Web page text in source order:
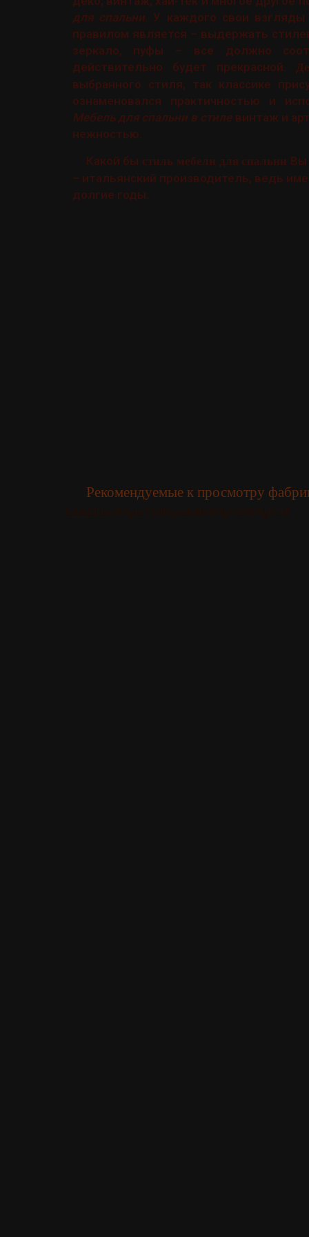
для спальни. У каждого свои
правилом является – выдержать
зеркало, пуфы – все должно
действительно будет прекрасной.
выбранного стиля, так классике
ознаменовался практичностью и
Мебель для спальни в стилевинтаж и
нежностью.
Какой бы стиль мебели для спальни Вы
– итальянский производитель, ведь
долгие годы.
Рекомендуемые к просмотру